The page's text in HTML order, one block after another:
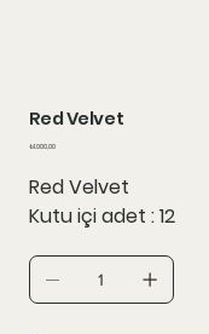
Red Velvet
Fiyat
₺1.000,00
Red Velvet
Kutu içi adet : 12